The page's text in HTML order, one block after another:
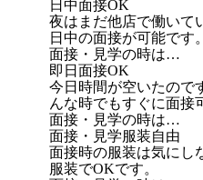
日中面接OK
夜はまだ他店で働いて
日中の面接が可能です。
面接・見学の時は…
即日面接OK
今日時間が空いたので
んな時でもすぐに面接
面接・見学の時は…
面接・見学服装自由
面接時の服装は気にし
服装でOKです。